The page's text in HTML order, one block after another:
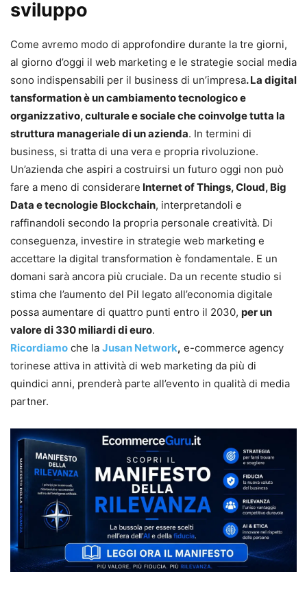
sviluppo
Come avremo modo di approfondire durante la tre giorni,
al giorno d’oggi il web marketing e le strategie social media
sono indispensabili per il business di un’impresa. La digital
tansformation è un cambiamento tecnologico e
organizzativo, culturale e sociale che coinvolge tutta la
struttura manageriale di un azienda. In termini di
business, si tratta di una vera e propria rivoluzione.
Un’azienda che aspiri a costruirsi un futuro oggi non può
fare a meno di considerare Internet of Things, Cloud, Big
Data e tecnologie Blockchain, interpretandoli e
raffinandoli secondo la propria personale creatività. Di
conseguenza, investire in strategie web marketing e
accettare la digital transformation è fondamentale. E un
domani sarà ancora più cruciale. Da un recente studio si
stima che l’aumento del Pil legato all’economia digitale
possa aumentare di quattro punti entro il 2030, per un
valore di 330 miliardi di euro.
Ricordiamo che la Jusan Network, e-commerce agency
torinese attiva in attività di web marketing da più di
quindici anni, prenderà parte all’evento in qualità di media
partner.